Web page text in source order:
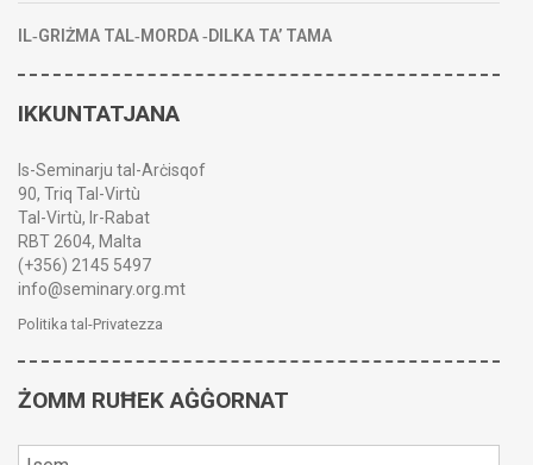
IL‑GRIŻMA TAL‑MORDA ‑DILKA TA’ TAMA
IKKUNTATJANA
Is-Seminarju tal-Arċisqof
90, Triq Tal-Virtù
Tal-Virtù, Ir-Rabat
RBT 2604, Malta
(+356) 2145 5497
info@seminary.org.mt
Politika tal-Privatezza
ŻOMM RUĦEK AĠĠORNAT